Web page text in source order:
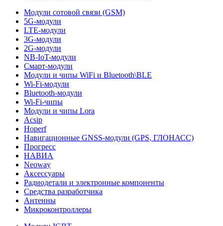
Модули сотовой связи (GSM)
5G-модули
LTE-модули
3G-модули
2G-модули
NB-IoT-модули
Смарт-модули
Модули и чипы WiFi и Bluetooth\BLE
Wi-Fi-модули
Bluetooth-модули
Wi-Fi-чипы
Модули и чипы Lora
Acsip
Hoperf
Навигационные GNSS-модули (GPS, ГЛОНАСС)
Прогресс
НАВИА
Neoway
Аксессуары
Радиодетали и электронные компоненты
Средства разработчика
Антенны
Микроконтроллеры